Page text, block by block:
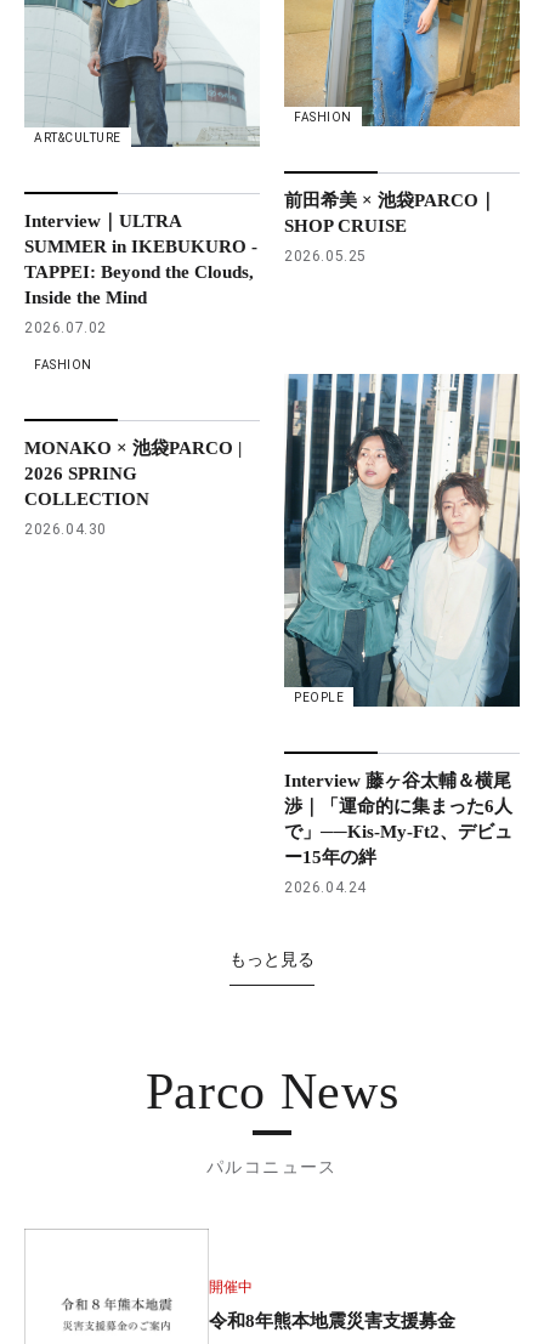
ART&CULTURE
Interview｜ULTRA
SUMMER in IKEBUKURO -
TAPPEI: Beyond the Clouds,
Inside the Mind
2026.07.02
FASHION
前田希美 × 池袋PARCO｜
SHOP CRUISE
2026.05.25
FASHION
MONAKO × 池袋PARCO |
2026 SPRING
COLLECTION
2026.04.30
PEOPLE
Interview 藤ヶ谷太輔＆横尾
渉｜「運命的に集まった6人
で」──Kis-My-Ft2、デビュ
ー15年の絆
2026.04.24
もっと見る
Parco News
パルコニュース
開催中
令和8年熊本地震災害支援募金